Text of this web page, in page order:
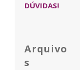
DÚVIDAS!
Arquivo
s